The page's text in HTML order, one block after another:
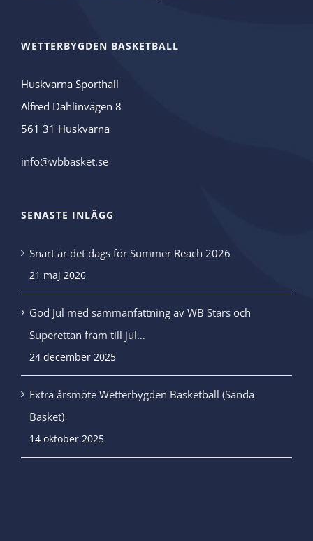
WETTERBYGDEN BASKETBALL
Huskvarna Sporthall
Alfred Dahlinvägen 8
561 31 Huskvarna
info@wbbasket.se
SENASTE INLÄGG
Snart är det dags för Summer Reach 2026
21 maj 2026
God Jul med sammanfattning av WB Stars och
Superettan fram till jul…
24 december 2025
Extra årsmöte Wetterbygden Basketball (Sanda
Basket)
14 oktober 2025